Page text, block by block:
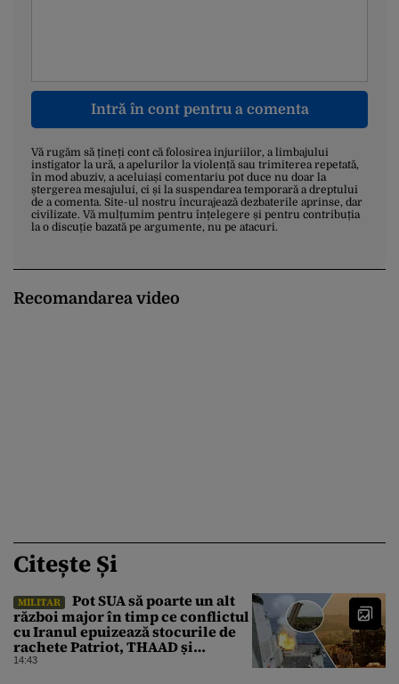
Intră în cont pentru a comenta
Vă rugăm să țineți cont că folosirea injuriilor, a limbajului
instigator la ură, a apelurilor la violență sau trimiterea repetată,
în mod abuziv, a aceluiași comentariu pot duce nu doar la
ștergerea mesajului, ci și la suspendarea temporară a dreptului
de a comenta. Site-ul nostru încurajează dezbaterile aprinse, dar
civilizate. Vă mulțumim pentru înțelegere și pentru contribuția
la o discuție bazată pe argumente, nu pe atacuri.
Recomandarea video
Citește Și
MILITAR
Pot SUA să poarte un alt
război major în timp ce conflictul
cu Iranul epuizează stocurile de
rachete Patriot, THAAD și
Tomahawk?
14:43